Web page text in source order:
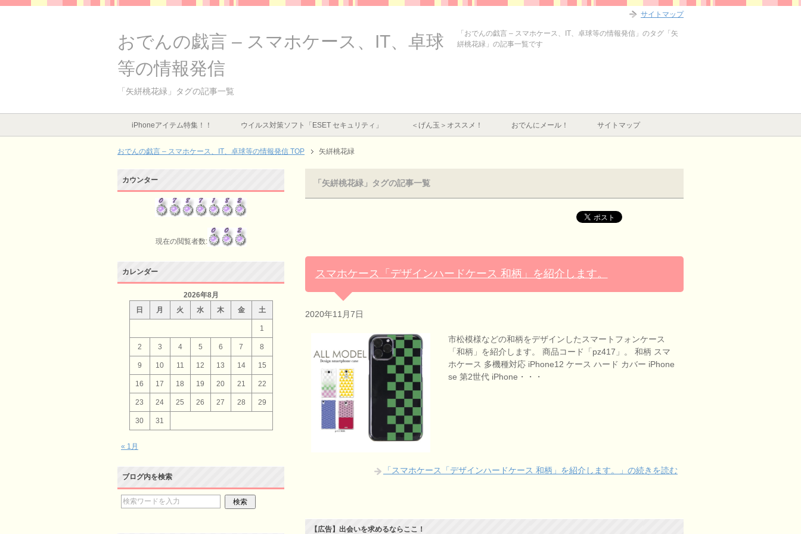
おでんの戯言 – スマホケース、IT、卓球
等の情報発信
「矢絣桃花緑」タグの記事一覧
「おでんの戯言 – スマホケース、IT、卓球等の情報発信」のタグ「矢
絣桃花緑」の記事一覧です
iPhoneアイテム特集！！ ウイルス対策ソフト「ESET セキュリティ」 ＜げん玉＞オススメ！ おでんにメール！ サイトマップ
おでんの戯言 – スマホケース、IT、卓球等の情報発信 TOP 矢絣桃花緑
「矢絣桃花緑」タグの記事一覧
スマホケース「デザインハードケース 和柄」を紹介します。
2020年11月7日
市松模様などの和柄をデザインしたスマートフォンケース
「和柄」を紹介します。 商品コード「pz417」。 和柄 スマ
ホケース 多機種対応 iPhone12 ケース ハード カバー iPhone
se 第2世代 iPhone・・・
「スマホケース「デザインハードケース 和柄」を紹介します。」の続きを読む
【広告】出会いを求めるならここ！
カウンター
現在の閲覧者数:
カレンダー
2026年8月
日
月 火 水 木 金 土
1
2 3 4 5 6 7 8
9 10 11 12 13 14 15
16 17 18 19 20 21 22
23 24 25 26 27 28 29
30 31
« 1月
ブログ内を検索
サイトマップ